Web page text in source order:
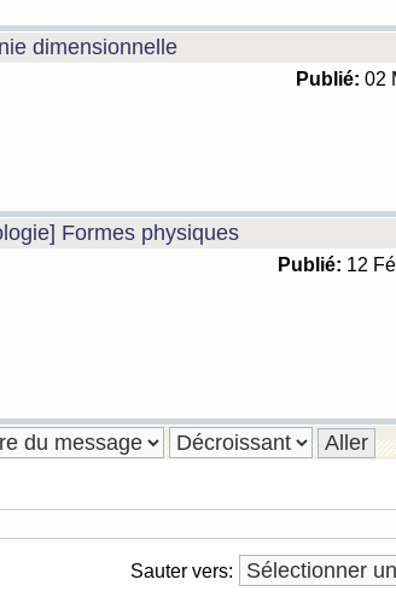
dimensionnelle
Publié: 02
Formes physiques
Publié: 12
Sauter vers: